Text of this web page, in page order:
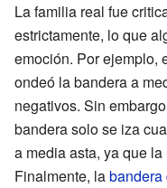
La familia real fue
estrictamente, lo que
emoción. Por ejemplo,
ondeó la bandera a
negativos. Sin
bandera solo se iza
a media asta, ya que
Finalmente, labandera